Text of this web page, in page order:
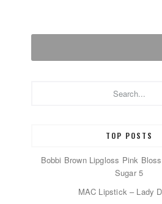
TOP POSTS
Bobbi Brown Lipgloss Pink
Sugar 5
MAC Lipstick – Lady